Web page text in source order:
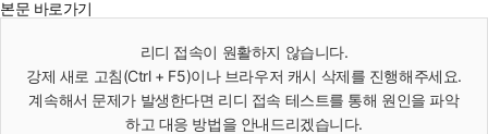
본문 바로가기
리디 접속이 원활하지 않습니다.
강제 새로 고침(Ctrl + F5)이나 브라우저 캐시 삭제를 진행해주세요.
계속해서 문제가 발생한다면 리디 접속 테스트를 통해 원인을 파악
하고 대응 방법을 안내드리겠습니다.